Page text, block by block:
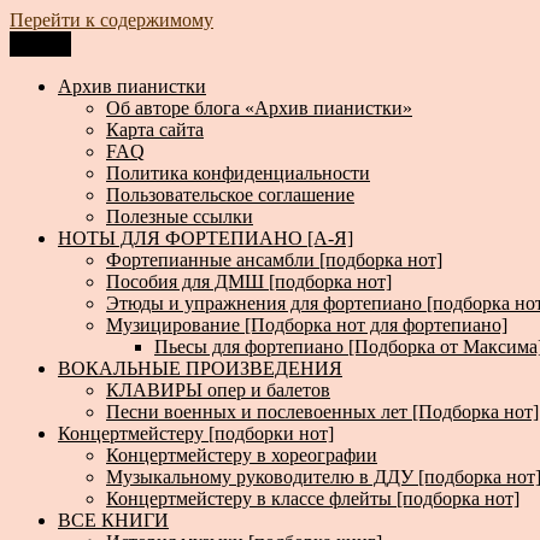
Перейти к содержимому
Архив пианистки
Всё для пианистов: ноты, книги, музыка, статьи…
Архив пианистки
Об авторе блога «Архив пианистки»
Карта сайта
FAQ
Политика конфиденциальности
Пользовательское соглашение
Полезные ссылки
НОТЫ ДЛЯ ФОРТЕПИАНО [А-Я]
Фортепианные ансамбли [подборка нот]
Пособия для ДМШ [подборка нот]
Этюды и упражнения для фортепиано [подборка
Музицирование [Подборка нот для фортепиано]
Пьесы для фортепиано [Подборка от
ВОКАЛЬНЫЕ ПРОИЗВЕДЕНИЯ
КЛАВИРЫ опер и балетов
Песни военных и послевоенных лет [Подборка нот]
Концертмейстеру [подборки нот]
Концертмейстеру в хореографии
Музыкальному руководителю в ДДУ [подборка нот]
Концертмейстеру в классе флейты [подборка нот]
ВСЕ КНИГИ